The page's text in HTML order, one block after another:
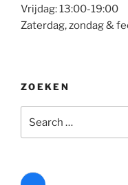
Vrijdag: 13:00-19:00
Zaterdag, zondag &
ZOEKEN
for: